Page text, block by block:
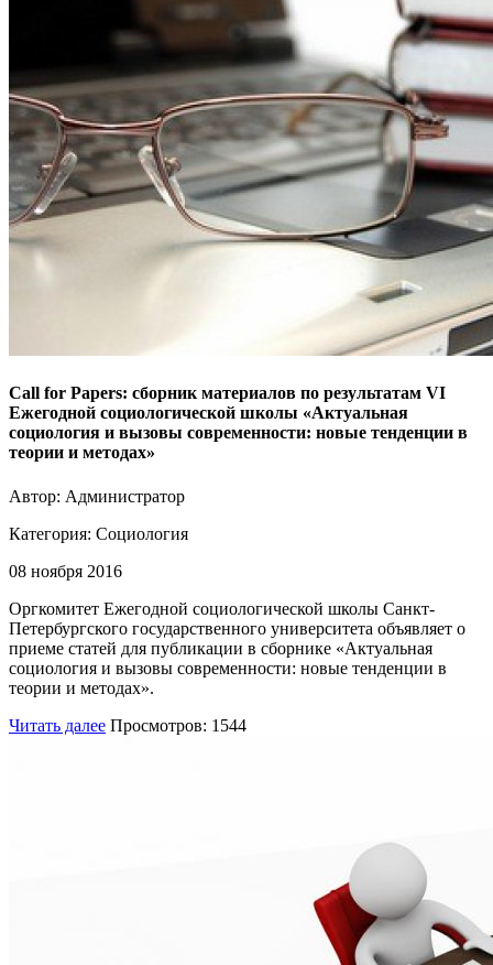
Call for Papers: сборник материалов по результатам VI
Ежегодной социологической школы «Актуальная
социология и вызовы современности: новые тенденции в
теории и методах»
Автор: Администратор
Категория: Социология
08 ноября 2016
Оргкомитет Ежегодной социологической школы Санкт-
Петербургского государственного университета объявляет о
приеме статей для публикации в сборнике «Актуальная
социология и вызовы современности: новые тенденции в
теории и методах».
Читать далее Просмотров: 1544